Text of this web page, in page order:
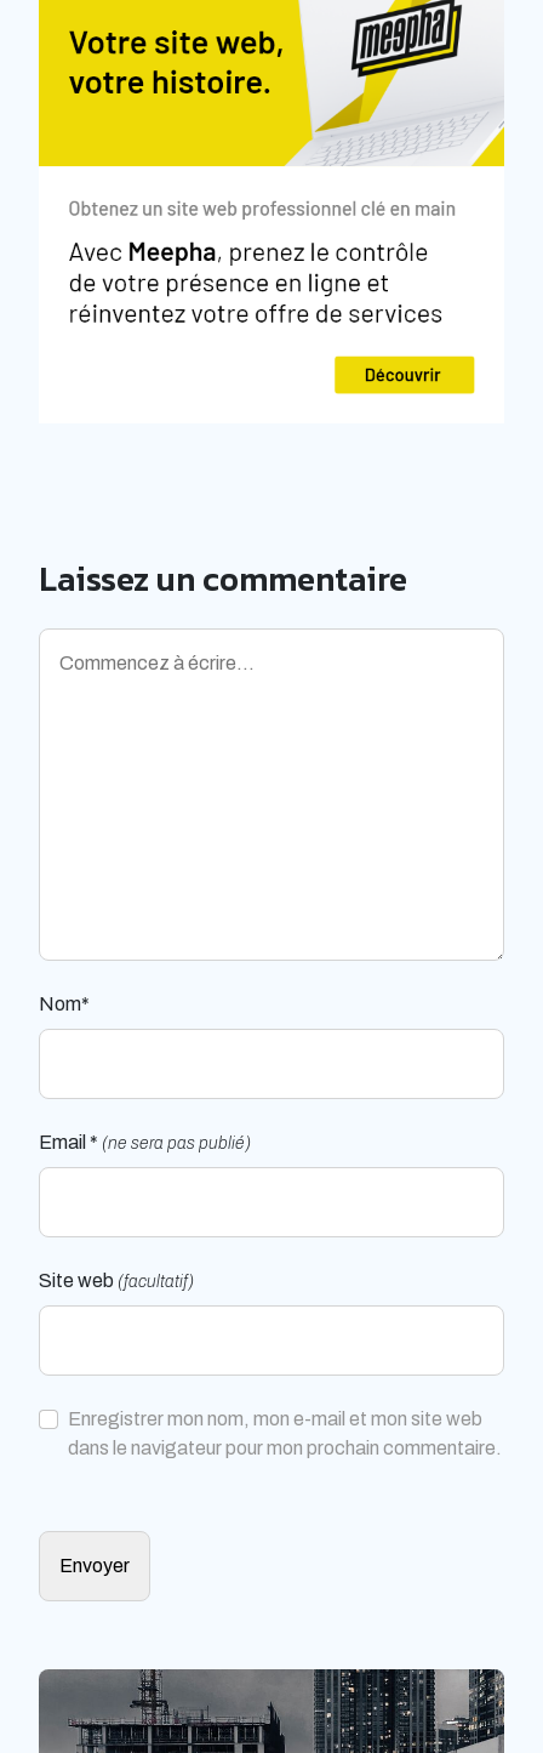
Laissez un commentaire
Nom*
Email * (ne sera pas publié)
Site web (facultatif)
Enregistrer mon nom, mon e-mail et mon site web
dans le navigateur pour mon prochain commentaire.